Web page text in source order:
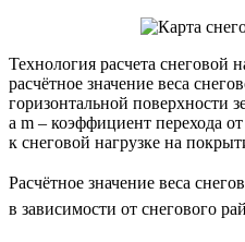
Технология расчета снеговой
расчётное значение веса
горизонтальной поверхности
а m – коэффициент перехода
к снеговой нагрузке на
Расчётное значение веса
в зависимости от снегового